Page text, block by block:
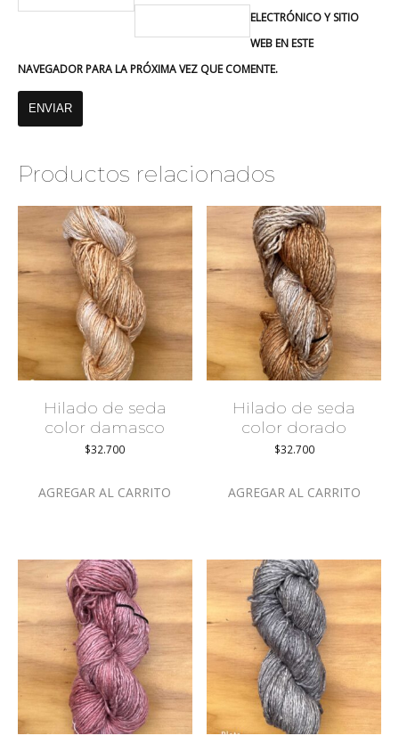
ELECTRÓNICO Y SITIO
WEB EN ESTE
NAVEGADOR PARA LA PRÓXIMA VEZ QUE COMENTE.
Productos relacionados
Hilado de seda
color damasco
$32.700
AGREGAR AL CARRITO
Hilado de seda
color dorado
$32.700
AGREGAR AL CARRITO